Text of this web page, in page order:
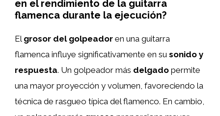
en el rendimiento de la guitarra
flamenca durante la ejecución?
El grosor del golpeador en una guitarra
flamenca influye significativamente en su sonido y
respuesta. Un golpeador más delgado permite
una mayor proyección y volumen, favoreciendo la
técnica de rasgueo típica del flamenco. En cambio,